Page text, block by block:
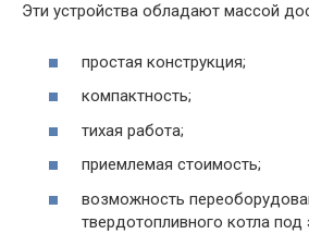
Эти устройства обладают массой
простая конструкция;
компактность;
тихая работа;
приемлемая стоимость;
возможность
твердотопливного котла